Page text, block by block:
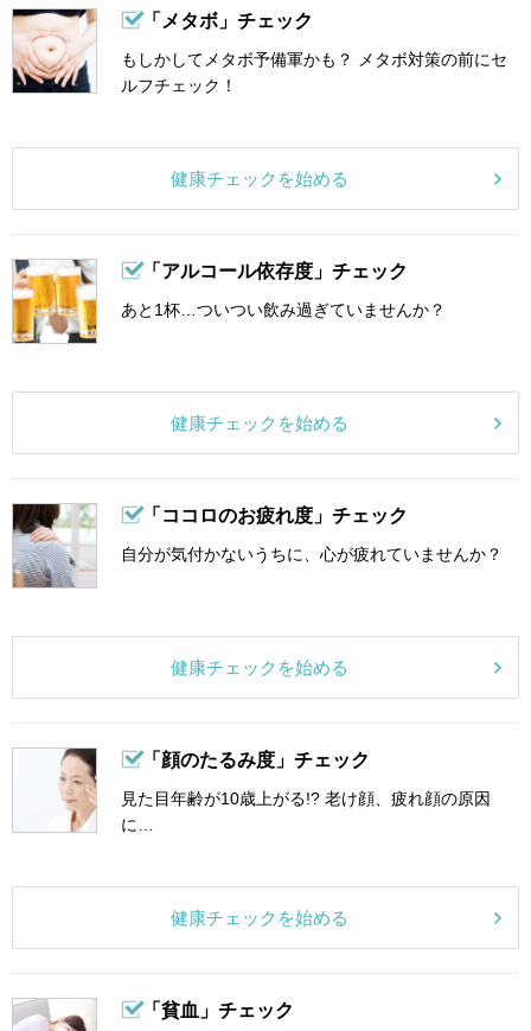
「メタボ」チェック
もしかしてメタボ予備軍かも？ メタボ対策の前にセ
ルフチェック！
健康チェックを始める
「アルコール依存度」チェック
あと1杯…ついつい飲み過ぎていませんか？
健康チェックを始める
「ココロのお疲れ度」チェック
自分が気付かないうちに、心が疲れていませんか？
健康チェックを始める
「顔のたるみ度」チェック
見た目年齢が10歳上がる!? 老け顔、疲れ顔の原因
に…
健康チェックを始める
「貧血」チェック